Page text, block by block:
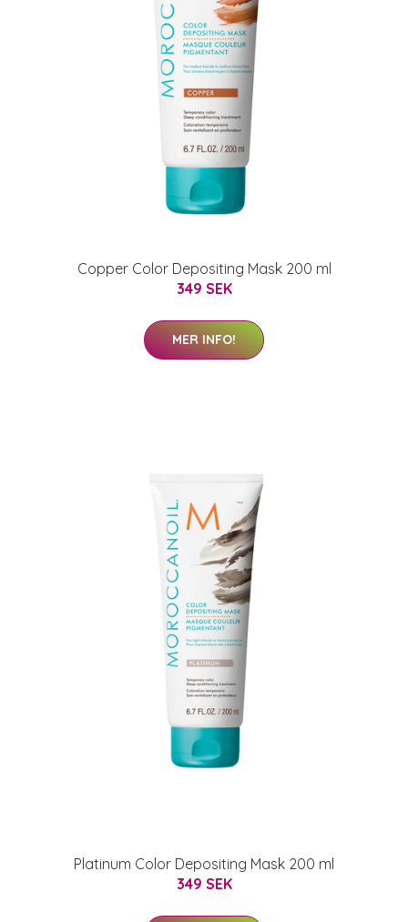
Copper Color Depositing Mask 200 ml
349 SEK
MER INFO!
Platinum Color Depositing Mask 200 ml
349 SEK